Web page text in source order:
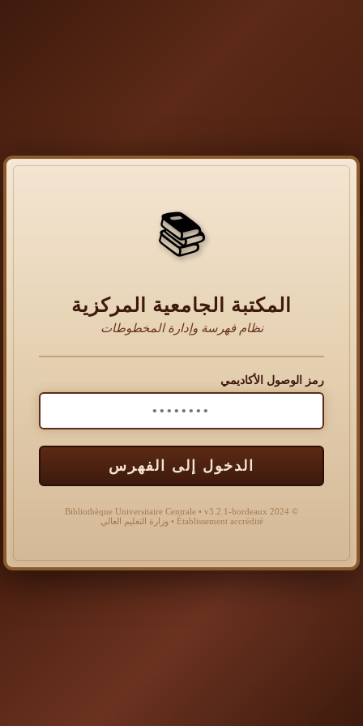
📚
المكتبة الجامعية المركزية
نظام فهرسة وإدارة المخطوطات
رمز الوصول الأكاديمي
الدخول إلى الفهرس
© 2024 Bibliothèque Universitaire Centrale • v3.2.1-bordeaux
Établissement accrédité • وزارة التعليم العالي